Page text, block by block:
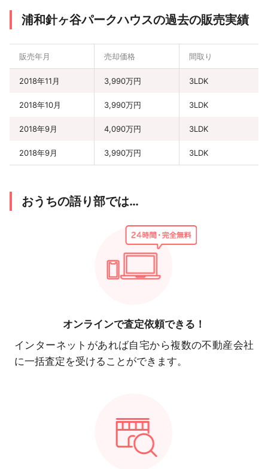
浦和針ヶ谷パークハウスの過去の販売実績
販売年月 売却価格 間取り
2018年11月 3,990万円 3LDK
2018年10月 3,990万円 3LDK
2018年9月 4,090万円 3LDK
2018年9月 3,990万円 3LDK
おうちの語り部では…
オンラインで査定依頼できる！
インターネットがあれば自宅から複数の不動産会社
に一括査定を受けることができます。